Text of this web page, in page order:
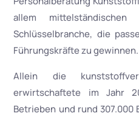
allem mittelständischen
Schlüsselbranche, die
Führungskräfte zu gewinnen.
Allein die
erwirtschaftete im Jahr
Betrieben und rund